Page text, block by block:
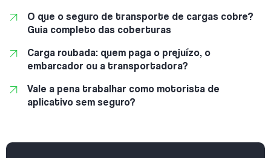
O que o seguro de transporte de cargas cobre?
Guia completo das coberturas
Carga roubada: quem paga o prejuízo, o
embarcador ou a transportadora?
Vale a pena trabalhar como motorista de
aplicativo sem seguro?